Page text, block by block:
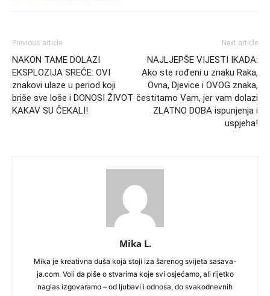
Previous article
NAKON TAME DOLAZI
EKSPLOZIJA SREĆE: OVI
znakovi ulaze u period koji
briše sve loše i DONOSI ŽIVOT
KAKAV SU ČEKALI!
Next article
NAJLJEPŠE VIJESTI IKADA:
Ako ste rođeni u znaku Raka,
Ovna, Djevice i OVOG znaka,
čestitamo Vam, jer vam dolazi
ZLATNO DOBA ispunjenja i
uspjeha!
Mika L.
Mika je kreativna duša koja stoji iza šarenog svijeta sasava-
ja.com. Voli da piše o stvarima koje svi osjećamo, ali rijetko
naglas izgovaramo – od ljubavi i odnosa, do svakodnevnih